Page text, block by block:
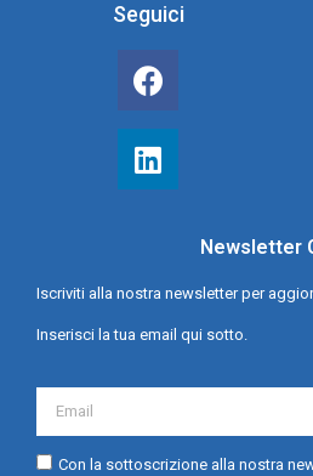
Seguici
Newsletter
Iscriviti alla nostra newsletter per
Inserisci la tua email qui sotto.
Con la sottoscrizione alla nostra